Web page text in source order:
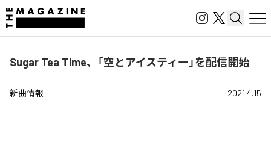
Sugar Tea Time、「空とアイスティー」を配信開始
新曲情報 2021.4.15